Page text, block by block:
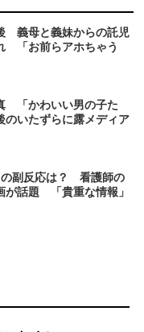
義母と義妹からの託児
「お前らアホちゃう
「かわいい男の子た
いたずらに露メディア
の副反応は？ 看護師の
が話題 「貴重な情報」